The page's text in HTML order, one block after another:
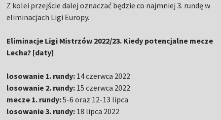
Z kolei przejście dalej oznaczać będzie co najmniej 3. rundę w
eliminacjach Ligi Europy.
Eliminacje Ligi Mistrzów 2022/23. Kiedy potencjalne mecze
Lecha? [daty]
losowanie 1. rundy: 14 czerwca 2022
losowanie 2. rundy: 15 czerwca 2022
mecze 1. rundy:5-6 oraz 12-13 lipca
losowanie 3. rundy: 18 lipca 2022